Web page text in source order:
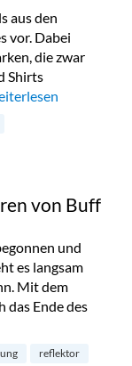
aus den
vor. Dabei
die zwar
Shirts
Stoffe:
von Buff
und
es langsam
Mit dem
das Ende des
von Buff“
reflektor